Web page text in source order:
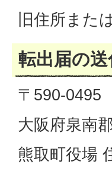
旧住所また
転出届の
〒590-0495
大阪府泉南
熊取町役場